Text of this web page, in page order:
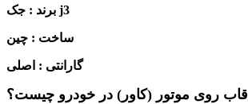
برند : جک j3
گارانتی : اصلی
قاب روی موتور (کاور) در خودرو چیست؟